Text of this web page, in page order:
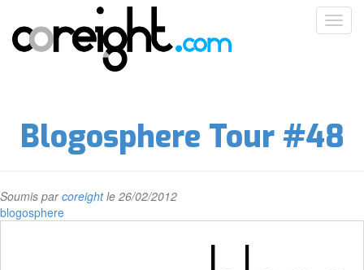
contenu
principal
Blogosphere Tour #48
Soumis parcoreightle 26/02/2012
blogosphere